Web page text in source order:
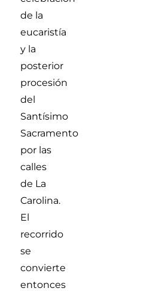
de la
eucaristía
y la
posterior
procesión
del
Santísimo
Sacramento
por las
calles
de La
Carolina.
El
recorrido
se
convierte
entonces